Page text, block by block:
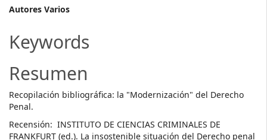
Main
Article
Content
Autores Varios
Keywords
Resumen
Recopilación bibliográfica: la "Modernización" del Derecho
Penal.
Recensión: INSTITUTO DE CIENCIAS CRIMINALES DE
FRANKFURT (ed.). La insostenible situación del Derecho penal